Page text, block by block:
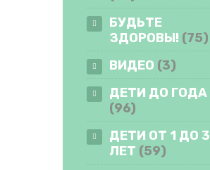
БУДЬТЕ
ЗДОРОВЫ! (75)
ВИДЕО (3)
ДЕТИ ДО ГОДА
(96)
ДЕТИ ОТ 1 ДО 3
ЛЕТ (59)